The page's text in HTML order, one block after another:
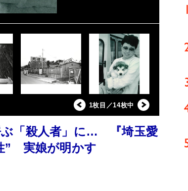
1枚目／14枚中
ぶ「殺人者」に… 『埼玉愛
” 実娘が明かす